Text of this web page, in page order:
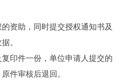
资助，同时提交授权通知书及
。
印件一份，单位申请人提交的
件审核后退回。